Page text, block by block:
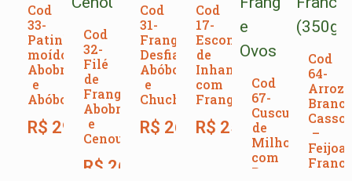
Cod
33-
Patinho
moído,
Abobrinha
e
Abóbora
R$ 29,00
Cod
32-
Filé
de
Frango,
Abobrinha
e
Cenoura
R$ 26,00
Cod
31-
Frango
Desfiado,
Abóbora
e
Chuchu
R$ 26,00
Cod
17-
Escondidinho
de
Inhame
com
Frango
R$ 25,00
Cod
67-
Cuscuz
de
Milho
com
Bacon,
Cod
64-
Arroz
–